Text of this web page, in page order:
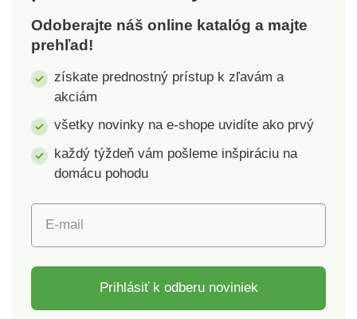
sviežosť. Výplň: vločky
z vysokoelastickej peny
s tvarovou pamäťou.
Snímateľný poťah s
výplňou, ľahká údržba.
ideálne pre tých, ktorí
spia na boku alebo
preferujú tvrdšie
vankúše. Standard 100
by Oeko-Tex (n° CQ
1216/1 IFTH). Táto
boli podrobené
laboratórnym testom na
široké spektrum
boli podrobené
laboratórnym testom na
škodlivých látok a
noriem. Poťah je možné
prať v práčke.
Odoberajte náš online katalóg a majte
prehľad!
získate prednostný prístup k zľavám a
akciám
všetky novinky na e-shope uvidíte ako prvý
každý týždeň vám pošleme inšpiráciu na
domácu pohodu
E-mail
Prihlásiť k odberu noviniek